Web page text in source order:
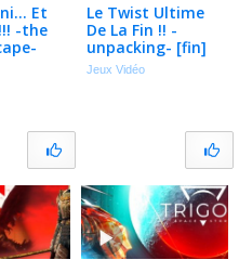
Et
-the
Ca
Le Twist Ultime
De La Fin !! -
unpacking- [fin]
Jeux Vidéo